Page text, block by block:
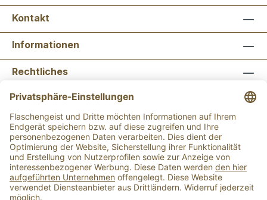
Kontakt
Informationen
Rechtliches
Newsletter abonnieren
Flaschengeist Bonn Flaschengeist Münster
Alle Preise inkl. gesetzl. Mehrwertsteuer zzgl.